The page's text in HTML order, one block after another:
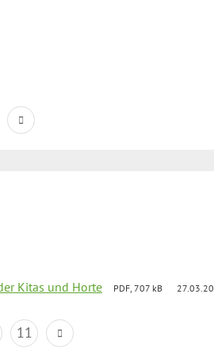
Kitas und Horte PDF, 707 kB
11